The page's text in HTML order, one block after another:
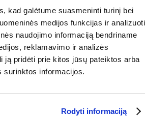
kad galėtume suasmeninti turinį bei
medijos funkcijas ir analizuoti
naudojimo informaciją bendriname
reklamavimo ir analizės
ją pridėti prie kitos jūsų pateiktos arba
surinktos informacijos.
Rodyti informaciją
linų sėmenys, dygminų sėklos, žemės
saulėgrąžų sėklos, kalkinės jūros kriauklės,
morkos, džiovinti obuoliai, juodgrūdžių
miltai, liucernų miltai, džiovinti
linų sėmenų aliejus, papajų milteliai,